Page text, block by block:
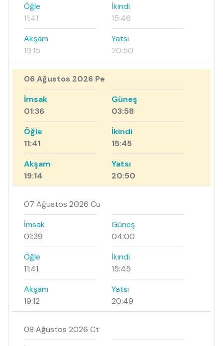
Öğle
11:41
İkindi
15:46
Akşam
19:15
Yatsı
20:50
06 Ağustos 2026 Pe
İmsak
01:36
Güneş
03:58
Öğle
11:41
İkindi
15:45
Akşam
19:14
Yatsı
20:50
07 Ağustos 2026 Cu
İmsak
01:39
Güneş
04:00
Öğle
11:41
İkindi
15:45
Akşam
19:12
Yatsı
20:49
08 Ağustos 2026 Ct